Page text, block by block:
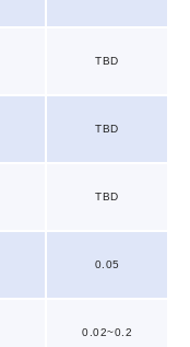
TBD
TBD
TBD
0.05
0.02~0.2